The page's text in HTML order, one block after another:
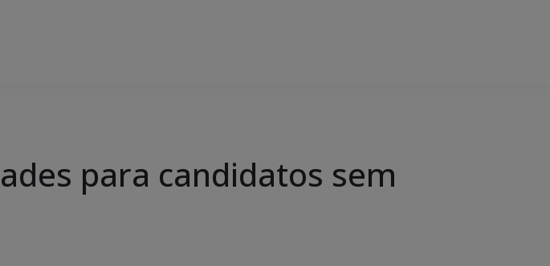
para candidatos sem